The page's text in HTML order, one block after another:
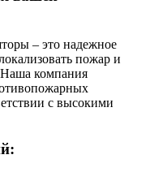
– это надежное
пожар и
Наша компания
с высокими